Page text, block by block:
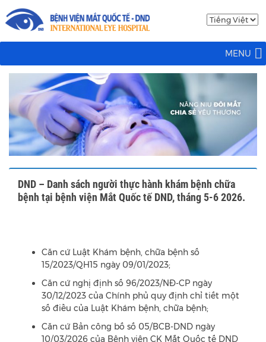
MENU
DND – Danh sách người thực hành khám bệnh chữa
bệnh tại bệnh viện Mắt Quốc tế DND, tháng 5-6 2026.
Căn cứ Luật Khám bệnh, chữa bệnh số
15/2023/QH15 ngày 09/01/2023;
Căn cứ nghị định số 96/2023/NĐ-CP ngày
30/12/2023 của Chính phủ quy định chỉ tiết một
số điều của Luật Khám bệnh, chữa bệnh;
Căn cứ Bản công bố số 05/BCB-DND ngày
10/03/2026 của Bệnh viện CK Mắt Quốc tế DND